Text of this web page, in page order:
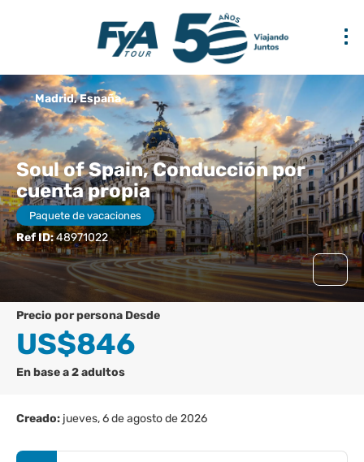
Soul of Spain, Conducción por
cuenta propia
Paquete de vacaciones
Ref ID:48971022
Madrid, España
precio por persona Desde
US$846
En base a 2 adultos
Creado: jueves, 6 de agosto de 2026